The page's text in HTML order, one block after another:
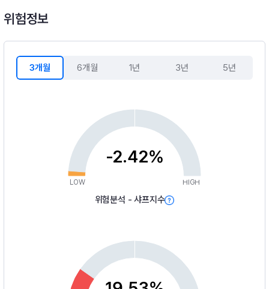
위험정보
3개월 6개월 1년 3년 5년
-2.42%
LOW HIGH
위험분석 - 샤프지수